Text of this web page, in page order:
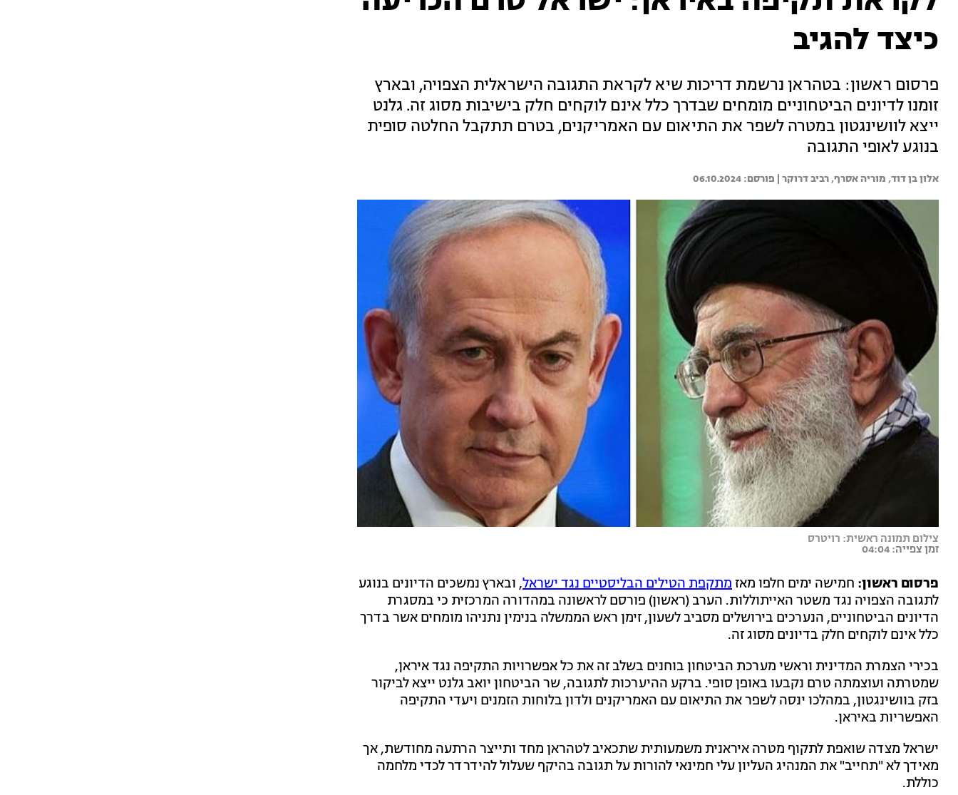
כיצד להגיב
פרסום ראשון: בטהראן נרשמת דריכות שיא לקראת התגובה הישראלית הצפויה, ובארץ
זומנו לדיונים הביטחוניים מומחים שבדרך כלל אינם לוקחים חלק בישיבות מסוג זה. גלנט
ייצא לוושינגטון במטרה לשפר את התיאום עם האמריקנים, בטרם תתקבל החלטה סופית
בנוגע לאופי התגובה
אלון בן דוד, מוריה אסרף, רביב דרוקר | 06.10.2024
צילום תמונה ראשית: רויטרס
זמן צפייה: 04:04
פרסום ראשון: חמישה ימים חלפו מאזמתקפת הטילים הבליסטיים נגד ישראל, ובארץ נמשכים הדיונים בנוגע
לתגובה הצפויה נגד משטר האייתוללות. הערב (ראשון) פורסם לראשונה במהדורה המרכזית כי במסגרת
הדיונים הביטחוניים, הנערכים בירושלים מסביב לשעון, זימן ראש הממשלה בנימין נתניהו מומחים אשר בדרך
כלל אינם לוקחים חלק בדיונים מסוג זה.
בכירי הצמרת המדינית וראשי מערכת הביטחון בוחנים בשלב זה את כל אפשרויות התקיפה נגד איראן,
שמטרתה ועוצמתה טרם נקבעו באופן סופי. ברקע ההיערכות לתגובה, שר הביטחון יואב גלנט ייצא לביקור
בזק בוושינגטון, במהלכו ינסה לשפר את התיאום עם האמריקנים ולדון בלוחות הזמנים ויעדי התקיפה
האפשריות באיראן.
ישראל מצדה שואפת לתקוף מטרה איראנית משמעותית שתכאיב לטהראן מחד ותייצר הרתעה מחודשת, אך
מאידך לא "תחייב" את המנהיג העליון עלי חמינאי להורות על תגובה בהיקף שעלול להידרדר לכדי מלחמה
כוללת.